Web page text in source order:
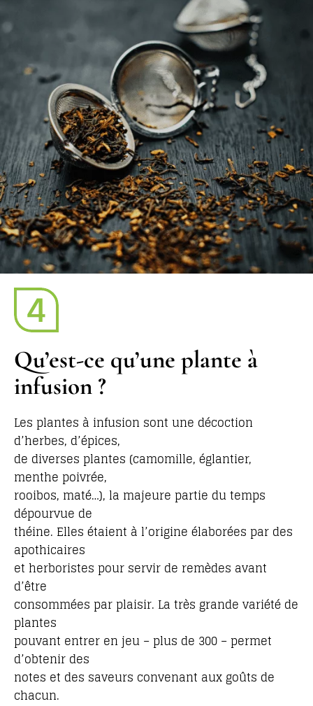
Qu’est-ce qu’une plante à
infusion ?
Les plantes à infusion sont une décoction
d’herbes, d’épices,
de diverses plantes (camomille, églantier,
menthe poivrée,
rooibos, maté…), la majeure partie du temps
dépourvue de
théine. Elles étaient à l’origine élaborées par des
apothicaires
et herboristes pour servir de remèdes avant
d’être
consommées par plaisir. La très grande variété de
plantes
pouvant entrer en jeu – plus de 300 – permet
d’obtenir des
notes et des saveurs convenant aux goûts de
chacun.